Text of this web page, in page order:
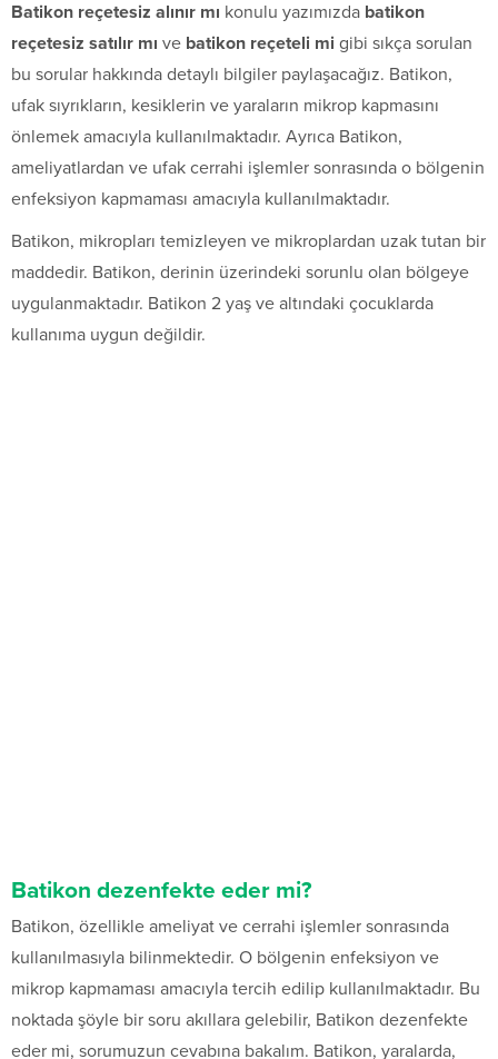
Batikon reçetesiz alınır mı konulu yazımızda batikon
reçetesiz satılır mı ve batikon reçeteli mi gibi sıkça sorulan
bu sorular hakkında detaylı bilgiler paylaşacağız. Batikon,
ufak sıyrıkların, kesiklerin ve yaraların mikrop kapmasını
önlemek amacıyla kullanılmaktadır. Ayrıca Batikon,
ameliyatlardan ve ufak cerrahi işlemler sonrasında o bölgenin
enfeksiyon kapmaması amacıyla kullanılmaktadır.
Batikon, mikropları temizleyen ve mikroplardan uzak tutan bir
maddedir. Batikon, derinin üzerindeki sorunlu olan bölgeye
uygulanmaktadır. Batikon 2 yaş ve altındaki çocuklarda
kullanıma uygun değildir.
Batikon dezenfekte eder mi?
Batikon, özellikle ameliyat ve cerrahi işlemler sonrasında
kullanılmasıyla bilinmektedir. O bölgenin enfeksiyon ve
mikrop kapmaması amacıyla tercih edilip kullanılmaktadır. Bu
noktada şöyle bir soru akıllara gelebilir, Batikon dezenfekte
eder mi, sorumuzun cevabına bakalım. Batikon, yaralarda,